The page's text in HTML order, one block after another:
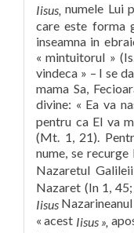
Iisus,numele Lui
care este forma
inseamna in
« mintuitorul »
vindeca » – I se
mama Sa,
divine: « Ea va
pentru ca El va
(Mt. 1, 21).
nume, se
Nazaretul
Nazaret (In 1,
Iisus
« acest Iisus »,